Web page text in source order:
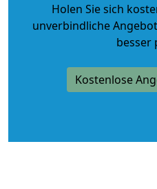
Holen Sie sich
unverbindliche
besser
Kostenlose